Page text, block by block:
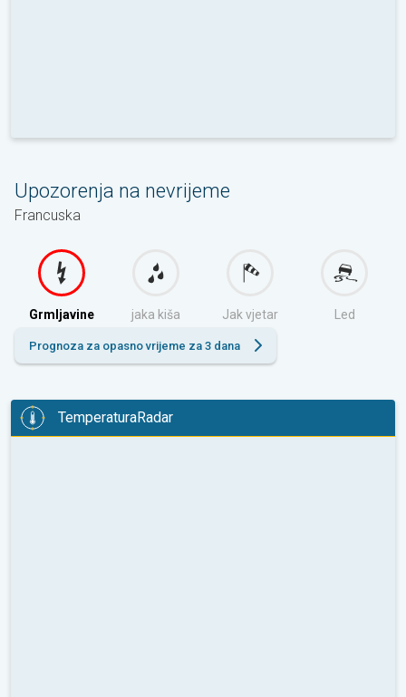
Upozorenja na nevrijeme
Francuska
Grmljavine jaka kiša Jak vjetar Led
Prognoza za opasno vrijeme za 3 dana
TemperaturaRadar